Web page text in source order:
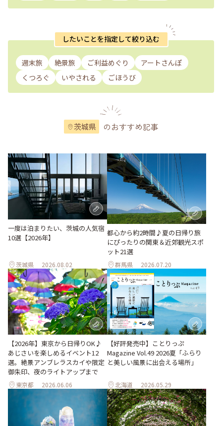
したいことを指定して絞り込む
週末旅 絶景旅 ご利益めぐり
アートさんぽ
くつろぐ
いやされる ごほうび
茨城県 のおすすめ記事
一度は泊まりたい、茨城の人気宿
10選【2026年】
茨城県 2026.08.02
都心から約2時間♪夏の日帰り旅
にぴったりの関東＆近郊観光スポ
ット21選
群馬県 2026.07.20
【2026年】東京から日帰りOK♪
あじさいを楽しめるイベント12
選。絶景アンブレラスカイや限定
御朱印、夜のライトアップまで
東京都 2026.06.06
【好評発売中】ことりっぷ
Magazine Vol.49 2026夏「ふらり
と美しい風景に出会える場所」
北海道 2026.05.29